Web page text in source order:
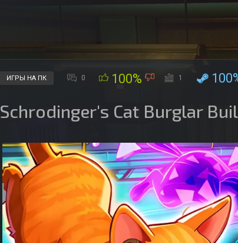
ИГРЫ НА ПК 0 100% 1
Schrodinger's Cat Burglar